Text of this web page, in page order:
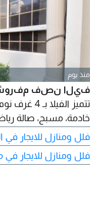
منذ يوم
فيلا نصف
على الأرقام التالية.
فلل ومنازل للايجار في
فلل ومنازل للايجار